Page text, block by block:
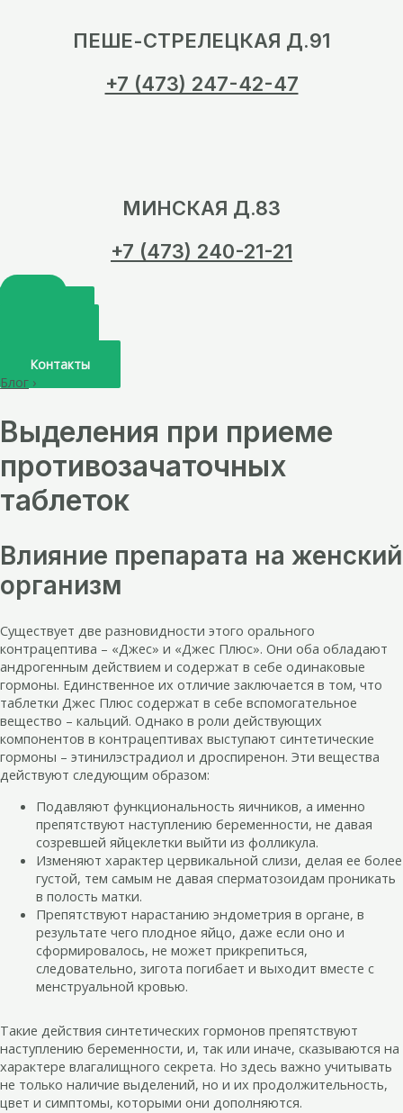
ПЕШЕ-СТРЕЛЕЦКАЯ Д.91
+7 (473) 247-42-47
МИНСКАЯ Д.83
+7 (473) 240-21-21
Контакты
Блог ›
Выделения при приеме
противозачаточных
таблеток
Влияние препарата на женский
организм
Существует две разновидности этого орального
контрацептива – «Джес» и «Джес Плюс». Они оба обладают
андрогенным действием и содержат в себе одинаковые
гормоны. Единственное их отличие заключается в том, что
таблетки Джес Плюс содержат в себе вспомогательное
вещество – кальций. Однако в роли действующих
компонентов в контрацептивах выступают синтетические
гормоны – этинилэстрадиол и дроспиренон. Эти вещества
действуют следующим образом:
Подавляют функциональность яичников, а именно
препятствуют наступлению беременности, не давая
созревшей яйцеклетки выйти из фолликула.
Изменяют характер цервикальной слизи, делая ее более
густой, тем самым не давая сперматозоидам проникать
в полость матки.
Препятствуют нарастанию эндометрия в органе, в
результате чего плодное яйцо, даже если оно и
сформировалось, не может прикрепиться,
следовательно, зигота погибает и выходит вместе с
менструальной кровью.
Такие действия синтетических гормонов препятствуют
наступлению беременности, и, так или иначе, сказываются на
характере влагалищного секрета. Но здесь важно учитывать
не только наличие выделений, но и их продолжительность,
цвет и симптомы, которыми они дополняются.